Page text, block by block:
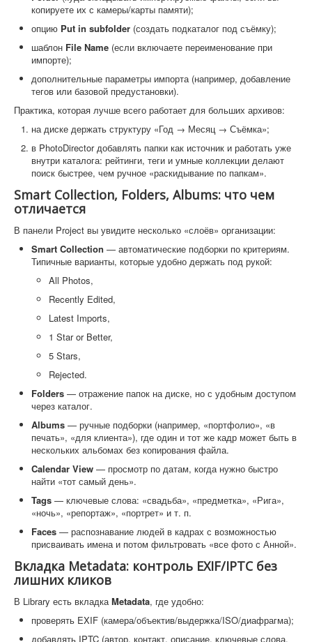
копируете их с камеры/карты памяти);
опцию Put in subfolder (создать подкаталог под съёмку);
шаблон File Name (если включаете переименование при
импорте);
дополнительные параметры импорта (например, добавление
тегов или базовой предустановки).
Практика, которая лучше всего работает для больших архивов:
на диске держать структуру «Год → Месяц → Съёмка»;
в PhotoDirector добавлять папки как источник и работать уже
внутри каталога: рейтинги, теги и умные коллекции делают
поиск быстрее, чем ручное «раскидывание по папкам».
Smart Collection, Folders, Albums: что чем
отличается
В панели Project вы увидите несколько «слоёв» организации:
Smart Collection — автоматические подборки по критериям.
Типичные варианты, которые удобно держать под рукой:
All Photos,
Recently Edited,
Latest Imports,
1 Star or Better,
5 Stars,
Rejected.
Folders — отражение папок на диске, но с удобным доступом
через каталог.
Albums — ручные подборки (например, «портфолио», «в
печать», «для клиента»), где один и тот же кадр может быть в
нескольких альбомах без копирования файла.
Calendar View — просмотр по датам, когда нужно быстро
найти «тот самый день».
Tags — ключевые слова: «свадьба», «предметка», «Рига»,
«ночь», «репортаж», «портрет» и т. п.
Faces — распознавание людей в кадрах с возможностью
присваивать имена и потом фильтровать «все фото с Анной».
Вкладка Metadata: контроль EXIF/IPTC без
лишних кликов
В Library есть вкладка Metadata, где удобно:
проверять EXIF (камера/объектив/выдержка/ISO/диафрагма);
добавлять IPTC (автор, контакт, описание, ключевые слова,